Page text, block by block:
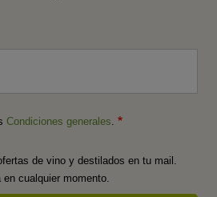
Condiciones generales
de vino y destilados en tu mail.
cualquier momento.